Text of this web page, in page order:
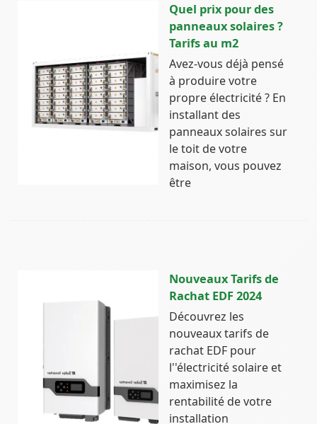
Quel prix pour des
panneaux solaires ?
Tarifs au m2
Avez-vous déjà pensé
à produire votre
propre électricité ? En
installant des
panneaux solaires sur
le toit de votre
maison, vous pouvez
être
Nouveaux Tarifs de
Rachat EDF 2024
Découvrez les
nouveaux tarifs de
rachat EDF pour
l''électricité solaire et
maximisez la
rentabilité de votre
installation